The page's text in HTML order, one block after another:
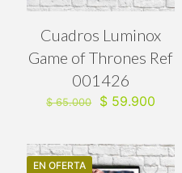
Cuadros Luminox
Game of Thrones Ref
001426
$65.000
El
era:
$ 65.000.
$ 59.900
es:
$
EN OFERTA